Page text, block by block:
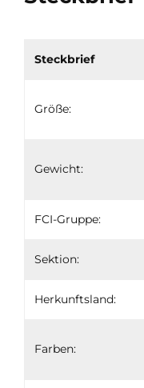
Steckbrief
Größe:
Gewicht:
FCI-Gruppe:
Sektion:
Herkunftsland:
Farben: